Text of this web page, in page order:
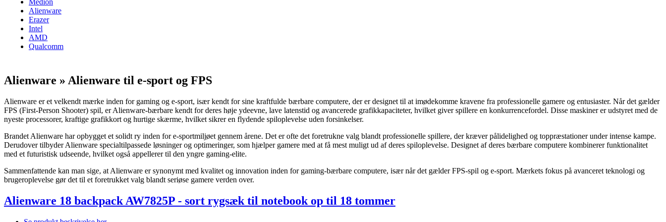
Medion
Alienware
Erazer
Intel
AMD
Qualcomm
Alienware » Alienware til e-sport og FPS
Alienware er et velkendt mærke inden for gaming og e-sport, især kendt for sine kraftfulde bærbare computere, der er designet til at imødekomme kravene fra professionelle gamere og entusiaster. Når det gælder
FPS (First-Person Shooter) spil, er Alienware-bærbare kendt for deres høje ydeevne, lave latenstid og avancerede grafikkapaciteter, hvilket giver spillere en konkurrencefordel. Disse maskiner er udstyret med de
nyeste processorer, kraftige grafikkort og hurtige skærme, hvilket sikrer en flydende spiloplevelse uden forsinkelser.
Brandet Alienware har opbygget et solidt ry inden for e-sportmiljøet gennem årene. Det er ofte det foretrukne valg blandt professionelle spillere, der kræver pålidelighed og toppræstationer under intense kampe.
Derudover tilbyder Alienware specialtilpassede løsninger og optimeringer, som hjælper gamere med at få mest muligt ud af deres spiloplevelse. Designet af deres bærbare computere kombinerer funktionalitet
med et futuristisk udseende, hvilket også appellerer til den yngre gaming-elite.
Sammenfattende kan man sige, at Alienware er synonymt med kvalitet og innovation inden for gaming-bærbare computere, især når det gælder FPS-spil og e-sport. Mærkets fokus på avanceret teknologi og
brugeroplevelse gør det til et foretrukket valg blandt seriøse gamere verden over.
Alienware 18 backpack AW7825P - sort rygsæk til notebook op til 18 tommer